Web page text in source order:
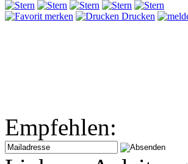
merken Drucken
Empfehlen: